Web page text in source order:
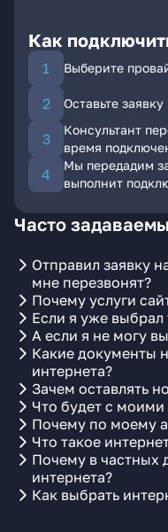
Как
Выберите
Оставьте
Консультант
время
Мы передадим
выполнит
Часто
Отправил заявку
мне перезвонят?
Почему услуги
Если я уже
А если я не могу
Какие документы
интернета?
Зачем оставлять
Что будет с
Почему по моему
Что такое
Почему в частных
интернета?
Как выбрать